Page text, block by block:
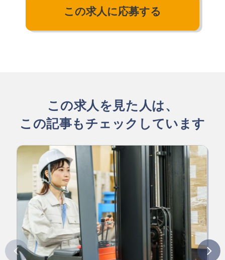
この求人に応募する
この求人を見た人は、
この記事もチェックしています